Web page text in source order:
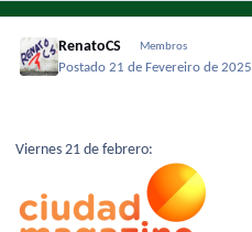
RenatoCS Membros
Postado21 de Fevereiro de 2025
Viernes 21 de febrero: